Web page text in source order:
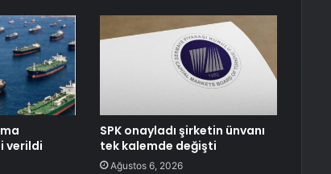
verildi
SPK onayladı şirketin ünvanı
tek kalemde değişti
Ağustos 6, 2026